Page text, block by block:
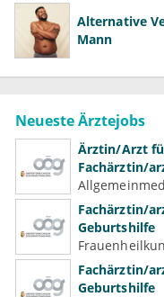
Alternative
Mann
Neueste Ärztejobs
Ärztin/Arzt
Fachärztin/
Fachärztin/
Geburtshilfe
Fachärztin/
Geburtshilfe